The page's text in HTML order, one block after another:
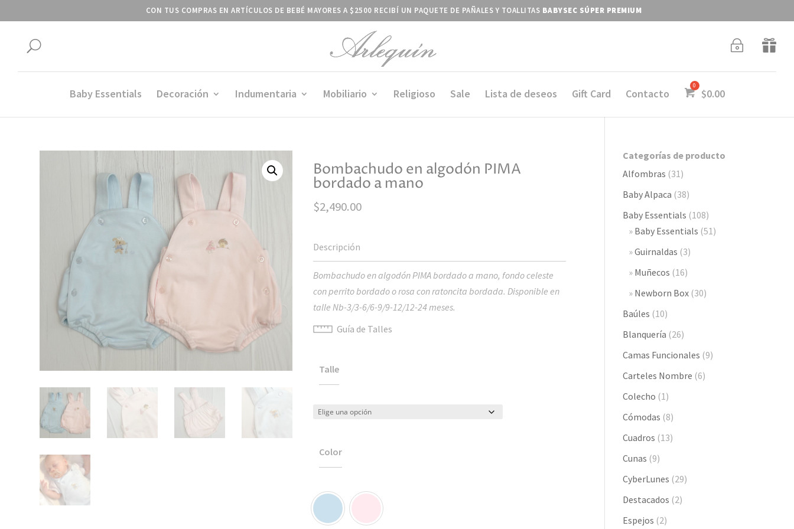
CON TUS COMPRAS EN ARTÍCULOS DE BEBÉ MAYORES A $2500 RECIBÍ UN PAQUETE DE PAÑALES Y TOALLITAS BABYSEC SÚPER PREMIUM
U ~ 
Baby Essentials Decoración Indumentaria Mobiliario Religioso Sale Lista de deseos Gift Card Contacto $0.00
Bombachudo en algodón PIMA
bordado a mano
$2,490.00
Bombachudo en algodón PIMA bordado a mano, fondo celeste
con perrito bordado o rosa con ratoncita bordada. Disponible en
talle Nb-3/3-6/6-9/9-12/12-24 meses.
Guía de Talles
Talle
Color
Categorías de producto
Alfombras (31)
Baby Alpaca (38)
Baby Essentials (108)
Baby Essentials (51)
Guirnaldas (3)
Muñecos (16)
Newborn Box (30)
Baúles (10)
Blanquería (26)
Camas Funcionales (9)
Carteles Nombre (6)
Colecho (1)
Cómodas (8)
Cuadros (13)
Cunas (9)
CyberLunes (29)
Destacados (2)
Espejos (2)